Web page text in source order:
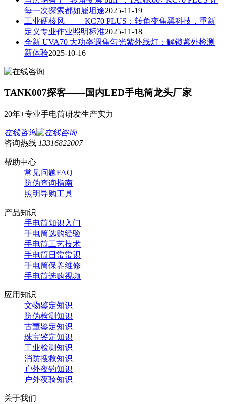
每一次探索都如履坦途2025-11-19
工业硬核风 —— KC70 PLUS：转角变焦黑科技，重新
定义专业作业照明标准2025-11-18
全新 UVA70 大功率调焦匀光紫外线灯：解锁紫外检测
新体验2025-10-16
TANK007探客——国内LED手电筒龙头厂家
20年+专业手电筒研发生产实力
在线咨询
咨询热线 13316822007
帮助中心
常见问题FAQ
防伪查询指南
照明导购工具
产品知识
手电筒知识入门
手电筒选购经验
手电筒工艺技术
手电筒日常常识
手电筒保养维修
手电筒选购视频
应用知识
文物鉴定知识
防伪检测知识
古董鉴定知识
珠宝鉴定知识
工业检测知识
消防搜救知识
户外夜钓知识
户外夜骑知识
关于我们